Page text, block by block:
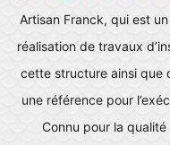
Artisan Franck, qui est
réalisation de travaux
cette structure ainsi que
une référence pour
Connu pour la qualité